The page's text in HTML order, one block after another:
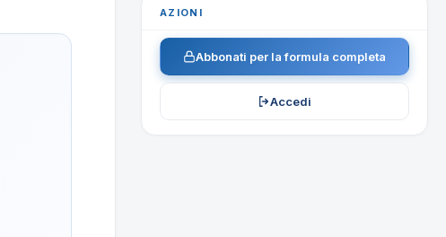
AZIONI
Abbonati per la formula completa
Accedi